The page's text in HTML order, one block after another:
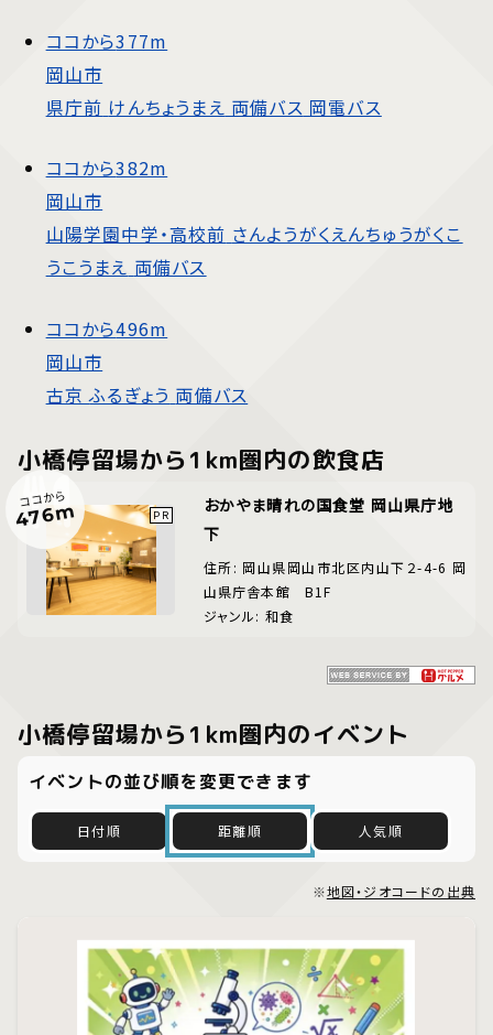
ココから377m
岡山市
県庁前 けんちょうまえ 両備バス 岡電バス
ココから382m
岡山市
山陽学園中学・高校前 さんようがくえんちゅうがくこ
うこうまえ 両備バス
ココから496m
岡山市
古京 ふるぎょう 両備バス
小橋停留場から1km圏内の飲食店
ココから
476m
おかやま晴れの国食堂 岡山県庁地
下
住所: 岡山県岡山市北区内山下２-4-6 岡
山県庁舎本館 B1F
ジャンル: 和食
小橋停留場から1km圏内のイベント
イベントの並び順を変更できます
日付順 距離順 人気順
※地図・ジオコードの出典